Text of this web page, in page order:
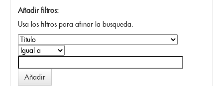
Añadir filtros:
Usa los filtros para afinar la busqueda.